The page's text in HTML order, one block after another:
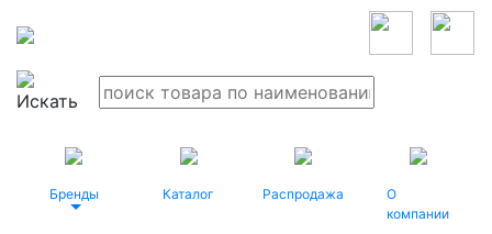
Бренды Каталог Распродажа
О
компании